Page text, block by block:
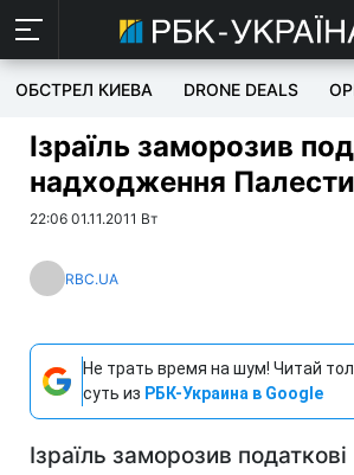
ОБСТРЕЛ КИЕВА DRONE DEALS
Ізраїль заморозив
надходження
22:06 01.11.2011 Вт
RBC.UA
Не трать время на шум! Читай
суть из РБК-Украина в Google
Ізраїль заморозив податкові